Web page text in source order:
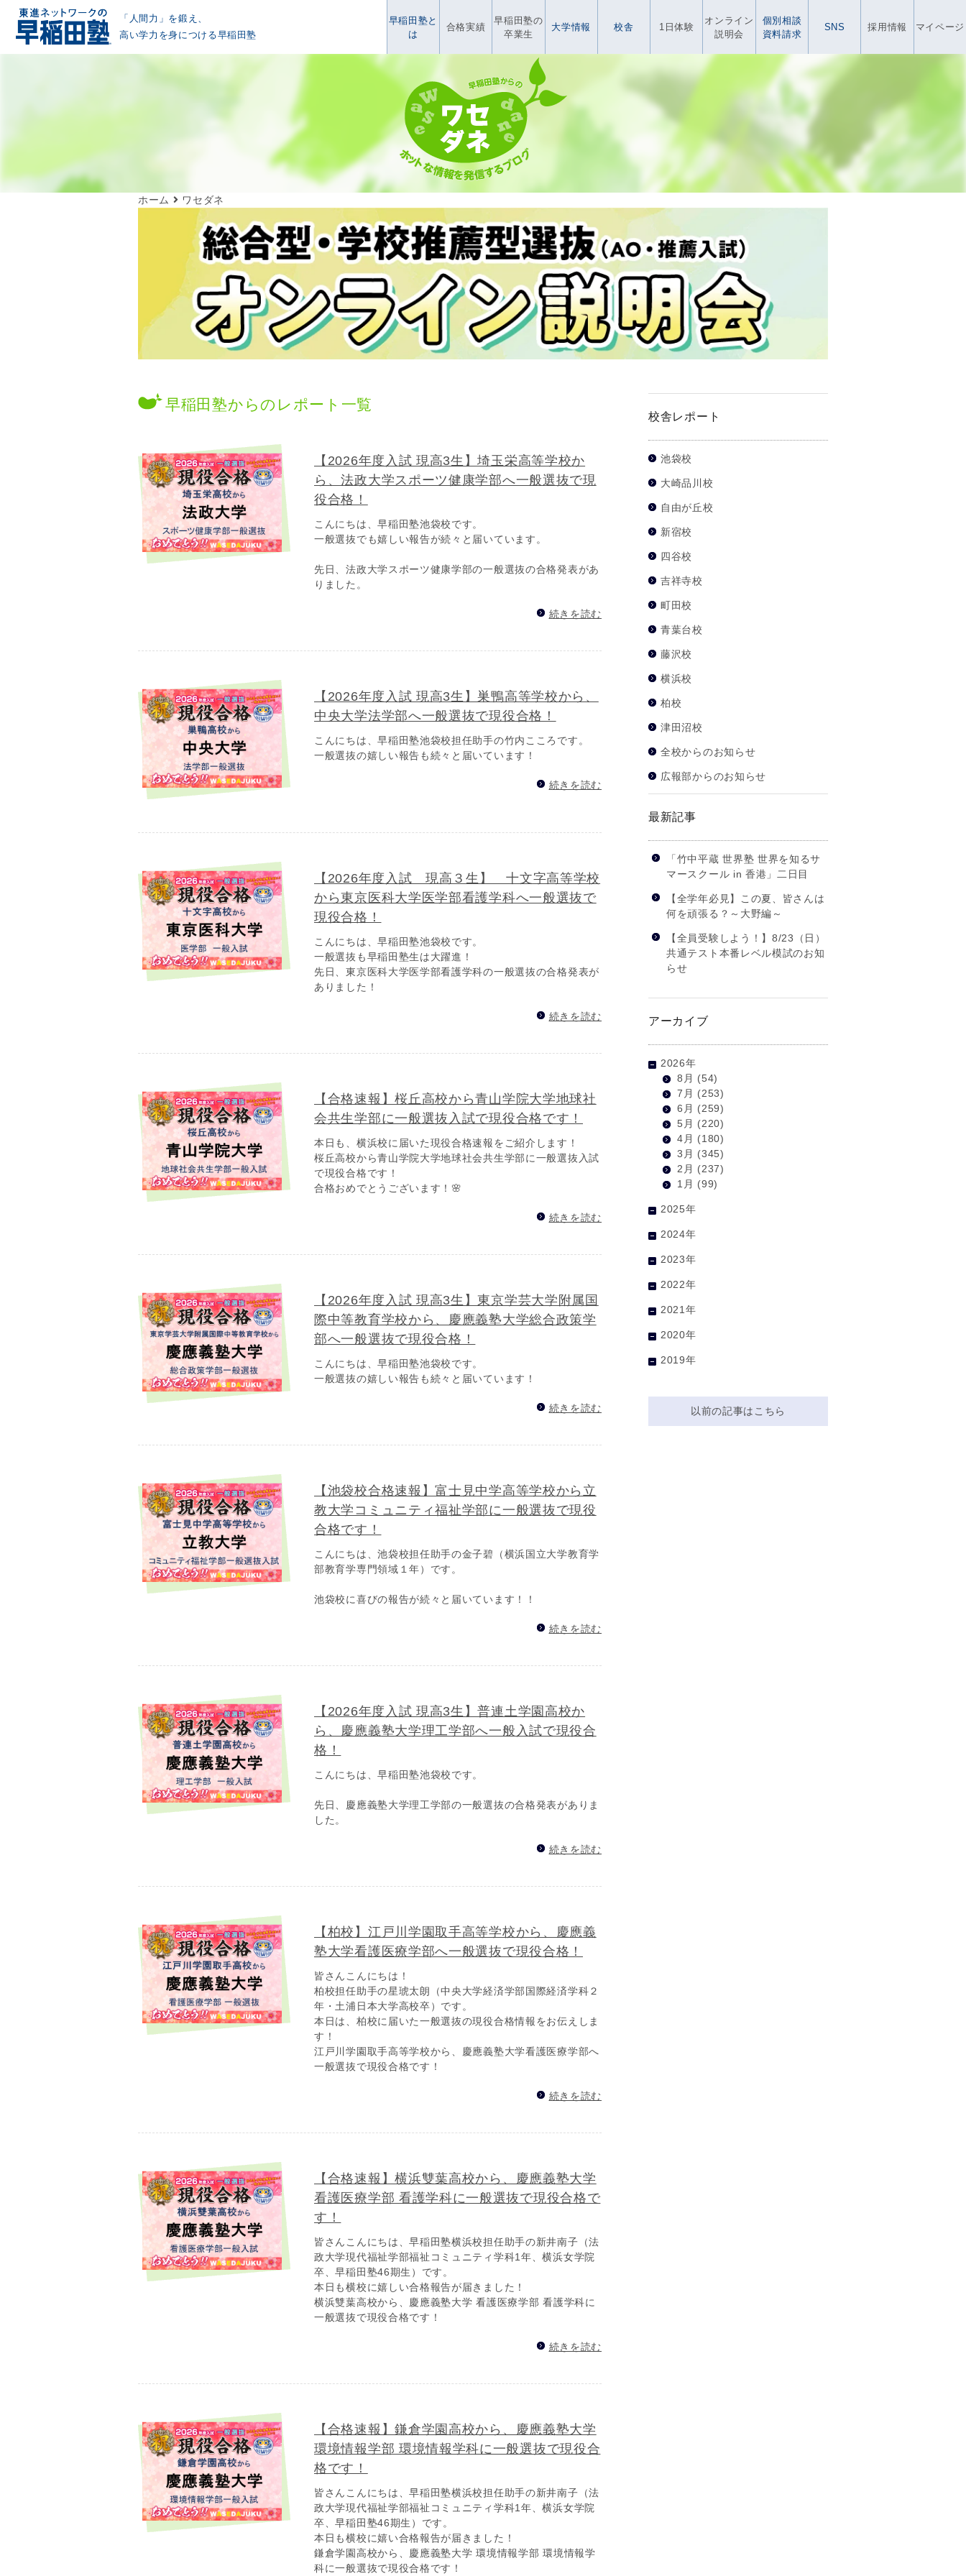
「人間力」を鍛え、
高い学力を身につける早稲田塾
早稲田塾と
は
合格実績
早稲田塾の
卒業生
大学情報 校舎 1日体験
オンライン
説明会
個別相談
資料請求
SNS 採用情報 マイページ
ホーム ワセダネ
早稲田塾からのレポート一覧
【2026年度入試 現高3生】埼玉栄高等学校か
ら、法政大学スポーツ健康学部へ一般選抜で現
役合格！
こんにちは、早稲田塾池袋校です。
一般選抜でも嬉しい報告が続々と届いています。
先日、法政大学スポーツ健康学部の一般選抜の合格発表があ
りました。
続きを読む
【2026年度入試 現高3生】巣鴨高等学校から、
中央大学法学部へ一般選抜で現役合格！
こんにちは、早稲田塾池袋校担任助手の竹内こころです。
一般選抜の嬉しい報告も続々と届いています！
続きを読む
【2026年度入試 現高３生】 十文字高等学校
から東京医科大学医学部看護学科へ一般選抜で
現役合格！
こんにちは、早稲田塾池袋校です。
一般選抜も早稲田塾生は大躍進！
先日、東京医科大学医学部看護学科の一般選抜の合格発表が
ありました！
続きを読む
【合格速報】桜丘高校から青山学院大学地球社
会共生学部に一般選抜入試で現役合格です！
本日も、横浜校に届いた現役合格速報をご紹介します！
桜丘高校から青山学院大学地球社会共生学部に一般選抜入試
で現役合格です！
合格おめでとうございます！🌸
続きを読む
【2026年度入試 現高3生】東京学芸大学附属国
際中等教育学校から、慶應義塾大学総合政策学
部へ一般選抜で現役合格！
こんにちは、早稲田塾池袋校です。
一般選抜の嬉しい報告も続々と届いています！
続きを読む
【池袋校合格速報】富士見中学高等学校から立
教大学コミュニティ福祉学部に一般選抜で現役
合格です！
こんにちは、池袋校担任助手の金子碧（横浜国立大学教育学
部教育学専門領域１年）です。
池袋校に喜びの報告が続々と届いています！！
続きを読む
【2026年度入試 現高3生】普連土学園高校か
ら、慶應義塾大学理工学部へ一般入試で現役合
格！
こんにちは、早稲田塾池袋校です。
先日、慶應義塾大学理工学部の一般選抜の合格発表がありま
した。
続きを読む
【柏校】江戸川学園取手高等学校から、慶應義
塾大学看護医療学部へ一般選抜で現役合格！
皆さんこんにちは！
柏校担任助手の星琥太朗（中央大学経済学部国際経済学科２
年・土浦日本大学高校卒）です。
本日は、柏校に届いた一般選抜の現役合格情報をお伝えしま
す！
江戸川学園取手高等学校から、慶應義塾大学看護医療学部へ
一般選抜で現役合格です！
続きを読む
【合格速報】横浜雙葉高校から、慶應義塾大学
看護医療学部 看護学科に一般選抜で現役合格で
す！
皆さんこんにちは、早稲田塾横浜校担任助手の新井南子（法
政大学現代福祉学部福祉コミュニティ学科1年、横浜女学院
卒、早稲田塾46期生）です。
本日も横校に嬉しい合格報告が届きました！
横浜雙葉高校から、慶應義塾大学 看護医療学部 看護学科に
一般選抜で現役合格です！
続きを読む
【合格速報】鎌倉学園高校から、慶應義塾大学
環境情報学部 環境情報学科に一般選抜で現役合
格です！
皆さんこんにちは、早稲田塾横浜校担任助手の新井南子（法
政大学現代福祉学部福祉コミュニティ学科1年、横浜女学院
卒、早稲田塾46期生）です。
本日も横校に嬉い合格報告が届きました！
鎌倉学園高校から、慶應義塾大学 環境情報学部 環境情報学
科に一般選抜で現役合格です！
校舎レポート
池袋校
大崎品川校
自由が丘校
新宿校
四谷校
吉祥寺校
町田校
青葉台校
藤沢校
横浜校
柏校
津田沼校
全校からのお知らせ
広報部からのお知らせ
最新記事
「竹中平蔵 世界塾 世界を知るサ
マースクール in 香港」二日目
【全学年必見】この夏、皆さんは
何を頑張る？～大野編～
【全員受験しよう！】8/23（日）
共通テスト本番レベル模試のお知
らせ
アーカイブ
2026年
8月 (54)
7月 (253)
6月 (259)
5月 (220)
4月 (180)
3月 (345)
2月 (237)
1月 (99)
2025年
2024年
2023年
2022年
2021年
2020年
2019年
以前の記事はこちら